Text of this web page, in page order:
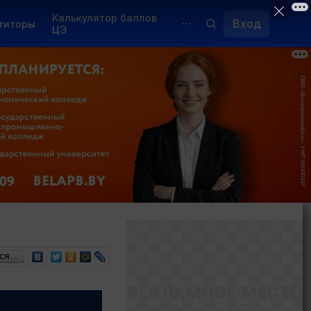
Калькулятор баллов
ЦЭ
Курсы
Переподготовка
Вход